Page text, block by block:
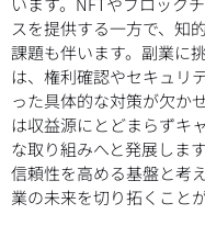
スを提供する一方で、知
課題も伴います。副業に
は、権利確認やセキュリ
った具体的な対策が欠か
は収益源にとどまらずキ
な取り組みへと発展しま
信頼性を高める基盤と考
業の未来を切り拓くこと